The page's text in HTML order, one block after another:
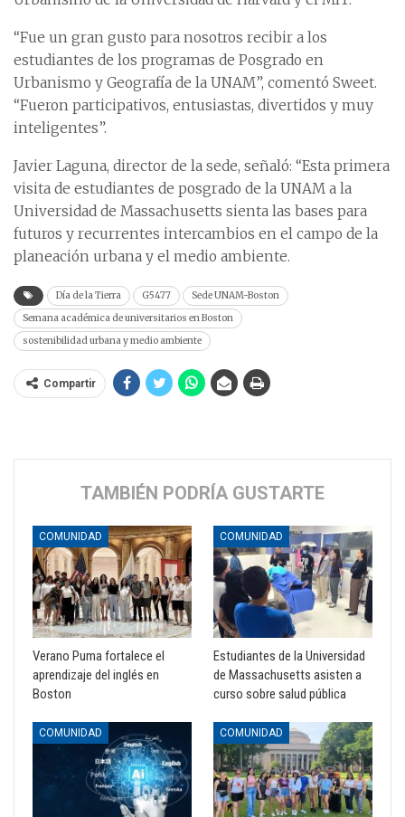
“Fue un gran gusto para nosotros recibir a los
estudiantes de los programas de Posgrado en
Urbanismo y Geografía de la UNAM”, comentó Sweet.
“Fueron participativos, entusiastas, divertidos y muy
inteligentes”.
Javier Laguna, director de la sede, señaló: “Esta primera
visita de estudiantes de posgrado de la UNAM a la
Universidad de Massachusetts sienta las bases para
futuros y recurrentes intercambios en el campo de la
planeación urbana y el medio ambiente.
Día de la Tierra G5477
Sede UNAM-Boston
Semana académica de universitarios en Boston
sostenibilidad urbana y medio ambiente
Compartir
TAMBIÉN PODRÍA GUSTARTE
COMUNIDAD
Verano Puma fortalece el
aprendizaje del inglés en
Boston
COMUNIDAD
Estudiantes de la Universidad
de Massachusetts asisten a
curso sobre salud pública
COMUNIDAD COMUNIDAD